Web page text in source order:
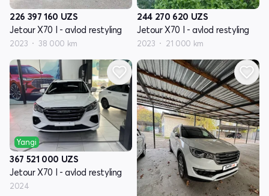
226 397 160 UZS
Jetour X70 I - avlod restyling
2023 38 000 km
244 270 620 UZS
Jetour X70 I - avlod restyling
2023 21 000 km
Yangi
367 521 000 UZS
Jetour X70 I - avlod restyling
2024